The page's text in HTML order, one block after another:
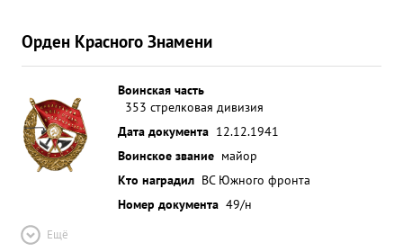
Орден Красного Знамени
Воинская часть
353 стрелковая дивизия
Дата документа 12.12.1941
Воинское звание майор
Кто наградил ВС Южного фронта
Номер документа 49/н
Ещё